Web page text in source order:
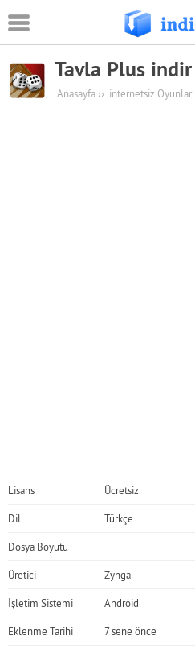
Android
Eğitim
Tavla Plus indir
Anasayfa ›› internetsiz Oyunlar
Lisans Ücretsiz
Dil Türkçe
Dosya Boyutu
Üretici Zynga
İşletim Sistemi Android
Eklenme Tarihi 7 sene önce